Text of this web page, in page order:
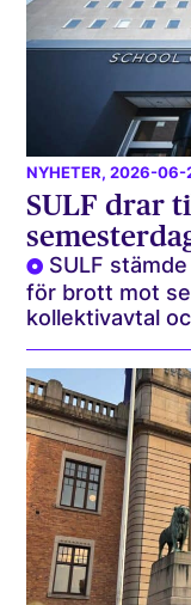
NYHETER, 2026-06-
SULF drar
SULF
för brott mot
kollektivavtal